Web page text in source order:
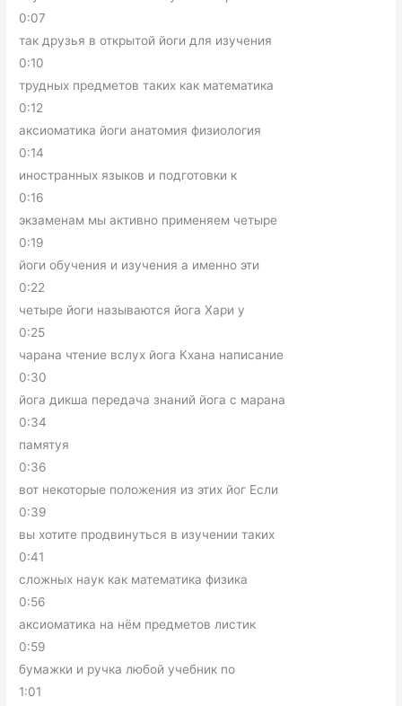
0:07
так друзья в открытой йоги для изучения
0:10
трудных предметов таких как математика
0:12
аксиоматика йоги анатомия физиология
0:14
иностранных языков и подготовки к
0:16
экзаменам мы активно применяем четыре
0:19
йоги обучения и изучения а именно эти
0:22
четыре йоги называются йога Хари у
0:25
чарана чтение вслух йога Кхана написание
0:30
йога дикша передача знаний йога с марана
0:34
памятуя
0:36
вот некоторые положения из этих йог Если
0:39
вы хотите продвинуться в изучении таких
0:41
сложных наук как математика физика
0:56
аксиоматика на нём предметов листик
0:59
бумажки и ручка любой учебник по
1:01